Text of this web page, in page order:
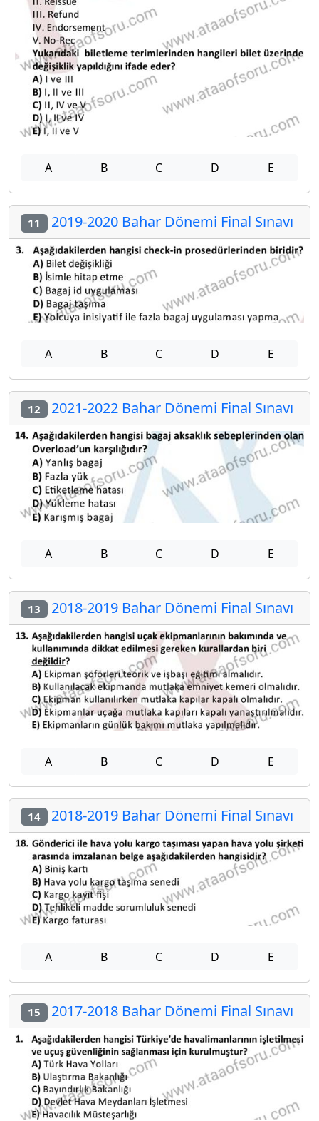
A B C D E
11 2019-2020 Bahar Dönemi Final Sınavı
A B C D E
12 2021-2022 Bahar Dönemi Final Sınavı
A B C D E
13 2018-2019 Bahar Dönemi Final Sınavı
A B C D E
14 2018-2019 Bahar Dönemi Final Sınavı
A B C D E
15 2017-2018 Bahar Dönemi Final Sınavı